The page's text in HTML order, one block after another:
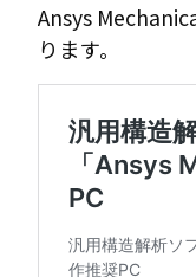
Ansys
ります。